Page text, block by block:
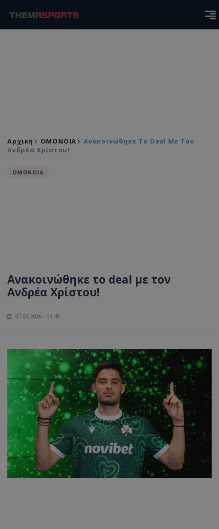
Αρχική ΟΜΟΝΟΙΑ
Ανακοινώθηκε Το Deal Με Τον
Ανδρέα Χρίστου!
ΟΜΟΝΟΙΑ
Ανακοινώθηκε το deal με τον
Ανδρέα Χρίστου!
07.05.2026 - 15:45